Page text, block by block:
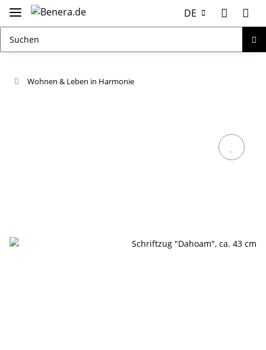
DE
Wohnen & Leben in Harmonie